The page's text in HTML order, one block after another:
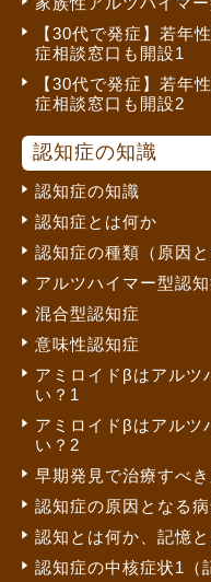
【30代で発症】若年
症相談窓口も開設1
【30代で発症】若年
症相談窓口も開設2
認知症の知識
認知症の知識
認知症とは何か
認知症の種類（原因と
アルツハイマー型認
混合型認知症
意味性認知症
アミロイドβはアルツ
い？1
アミロイドβはアルツ
い？2
早期発見で治療すべ
認知症の原因となる
認知とは何か、記憶
認知症の中核症状1（